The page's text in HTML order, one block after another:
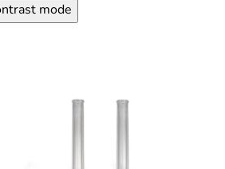
mode